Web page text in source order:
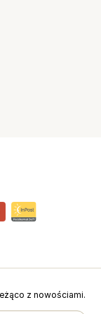
z nowościami.